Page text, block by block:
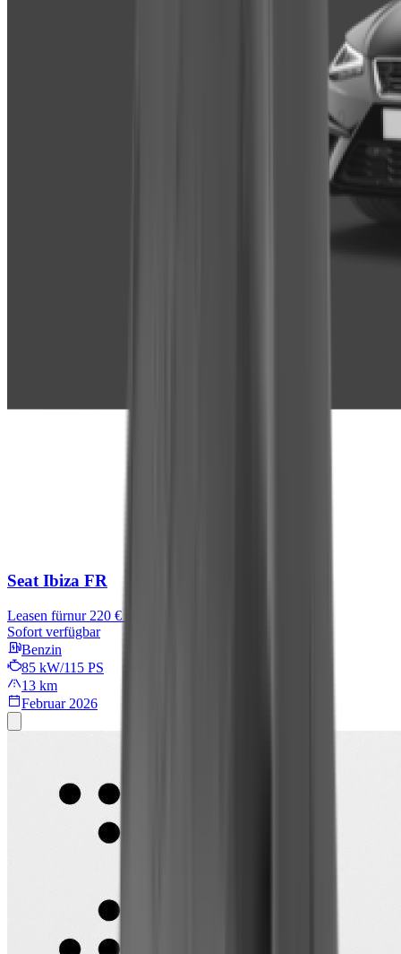
Seat Ibiza FR
Leasen fürnur 220 € mtl.
Sofort verfügbar
Benzin
85 kW/115 PS
13 km
Februar 2026